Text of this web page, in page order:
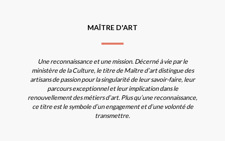
MAÎTRE D'ART
Une reconnaissance et une mission. Décerné à vie par le
ministère de la Culture, le titre de Maître d’art distingue des
artisans de passion pour la singularité de leur savoir-faire, leur
parcours exceptionnel et leur implication dans le
renouvellement des métiers d’art. Plus qu’une reconnaissance,
ce titre est le symbole d’un engagement et d’une volonté de
transmettre.